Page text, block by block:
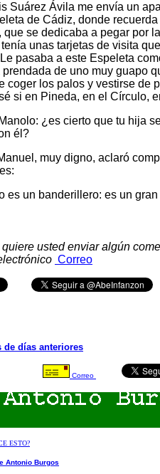
Suárez Ávila me envía un
de Cádiz, donde
que se dedicaba a pegar por
unas tarjetas de visita
pasaba a este Espeleta
de uno muy guapo
coger los palos y vestirse de
si en Pineda, en el Círculo,
¿es cierto que tu hija
él?
muy digno, aclaró
es un banderillero: es un
usted enviar algún
Correo
de días anteriores
Correo
ESTO?
Antonio Burgos